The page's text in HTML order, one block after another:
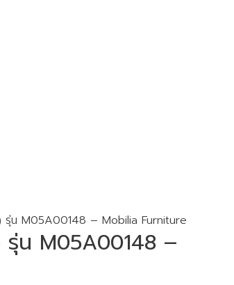
รุ่น M05A00148 – Mobilia Furniture
รุ่น M05A00148 –